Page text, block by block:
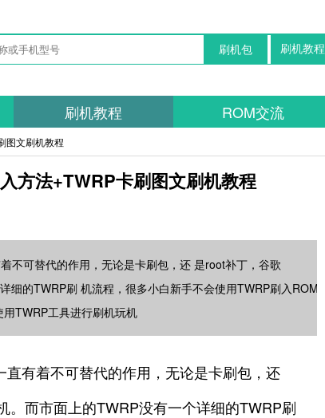
刷机教程
刷机包
刷机教程 ROM交流
图文刷机教程
方法+TWRP卡刷图文刷机教程
不可替代的作用，无论是卡刷包，还 是root补丁，谷歌
细的TWRP刷 机流程，很多小白新手不会使用TWRP刷入ROM
TWRP工具进行刷机玩机
有着不可替代的作用，无论是卡刷包，还
而市面上的TWRP没有一个详细的TWRP刷